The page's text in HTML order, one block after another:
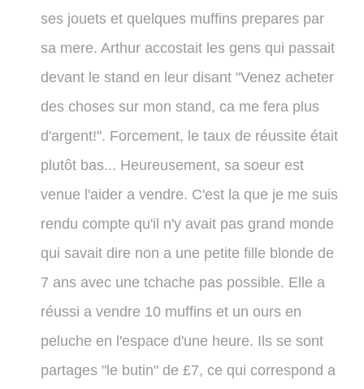
ses jouets et quelques muffins prepares par
sa mere. Arthur accostait les gens qui passait
devant le stand en leur disant "Venez acheter
des choses sur mon stand, ca me fera plus
d'argent!". Forcement, le taux de réussite était
plutôt bas... Heureusement, sa soeur est
venue l'aider a vendre. C'est la que je me suis
rendu compte qu'il n'y avait pas grand monde
qui savait dire non a une petite fille blonde de
7 ans avec une tchache pas possible. Elle a
réussi a vendre 10 muffins et un ours en
peluche en l'espace d'une heure. Ils se sont
partages "le butin" de £7, ce qui correspond a